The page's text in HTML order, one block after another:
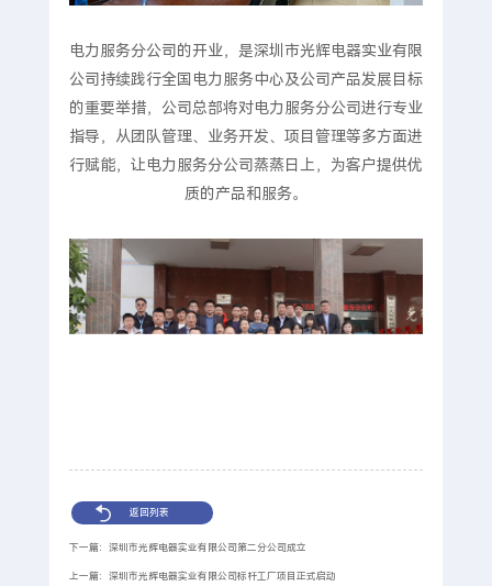
电力服务分公司的开业，是深圳市光辉电器实业有限
公司持续践行全国电力服务中心及公司产品发展目标
的重要举措，公司总部将对电力服务分公司进行专业
指导，从团队管理、业务开发、项目管理等多方面进
行赋能，让电力服务分公司蒸蒸日上，为客户提供优
质的产品和服务。
返回列表
下一篇：深圳市光辉电器实业有限公司第二分公司成立
上一篇：深圳市光辉电器实业有限公司标杆工厂项目正式启动